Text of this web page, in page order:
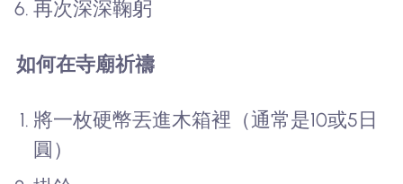
再次深深鞠躬
如何在寺廟祈禱
將一枚硬幣丟進木箱裡（通常是10或5日
圓）